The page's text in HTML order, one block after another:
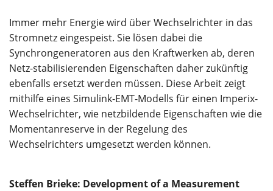
Immer mehr Energie wird über Wechselrichter in das
Stromnetz eingespeist. Sie lösen dabei die
Synchrongeneratoren aus den Kraftwerken ab, deren
Netz-stabilisierenden Eigenschaften daher zukünftig
ebenfalls ersetzt werden müssen. Diese Arbeit zeigt
mithilfe eines Simulink-EMT-Modells für einen Imperix-
Wechselrichter, wie netzbildende Eigenschaften wie die
Momentanreserve in der Regelung des
Wechselrichters umgesetzt werden können.
Steffen Brieke: Development of a Measurement